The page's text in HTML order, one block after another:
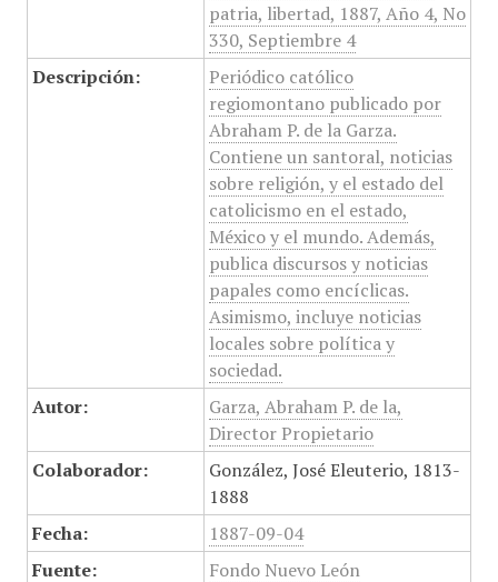
patria, libertad, 1887, Año 4, No
330, Septiembre 4
Descripción:
Periódico católico
regiomontano publicado por
Abraham P. de la Garza.
Contiene un santoral, noticias
sobre religión, y el estado del
catolicismo en el estado,
México y el mundo. Además,
publica discursos y noticias
papales como encíclicas.
Asimismo, incluye noticias
locales sobre política y
sociedad.
Autor:
Garza, Abraham P. de la,
Director Propietario
Colaborador:
González, José Eleuterio, 1813-
1888
Fecha:
1887-09-04
Fuente:
Fondo Nuevo León